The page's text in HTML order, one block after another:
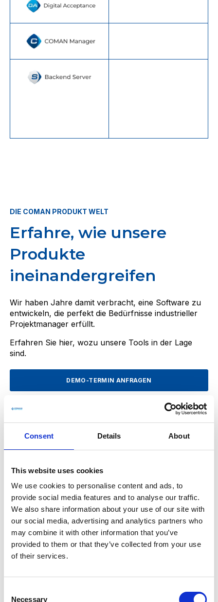
Consent Details About
This website uses cookies
We use cookies to personalise content and ads, to
provide social media features and to analyse our traffic.
We also share information about your use of our site with
our social media, advertising and analytics partners who
may combine it with other information that you’ve
provided to them or that they’ve collected from your use
of their services.
Necessary
DIE COMAN PRODUKT WELT
Erfahre, wie unsere
Produkte
ineinandergreifen
Wir haben Jahre damit verbracht, eine Software zu
entwickeln, die perfekt die Bedürfnisse industrieller
Projektmanager erfüllt.
Erfahren Sie hier, wozu unsere Tools in der Lage
sind.
DEMO-TERMIN ANFRAGEN